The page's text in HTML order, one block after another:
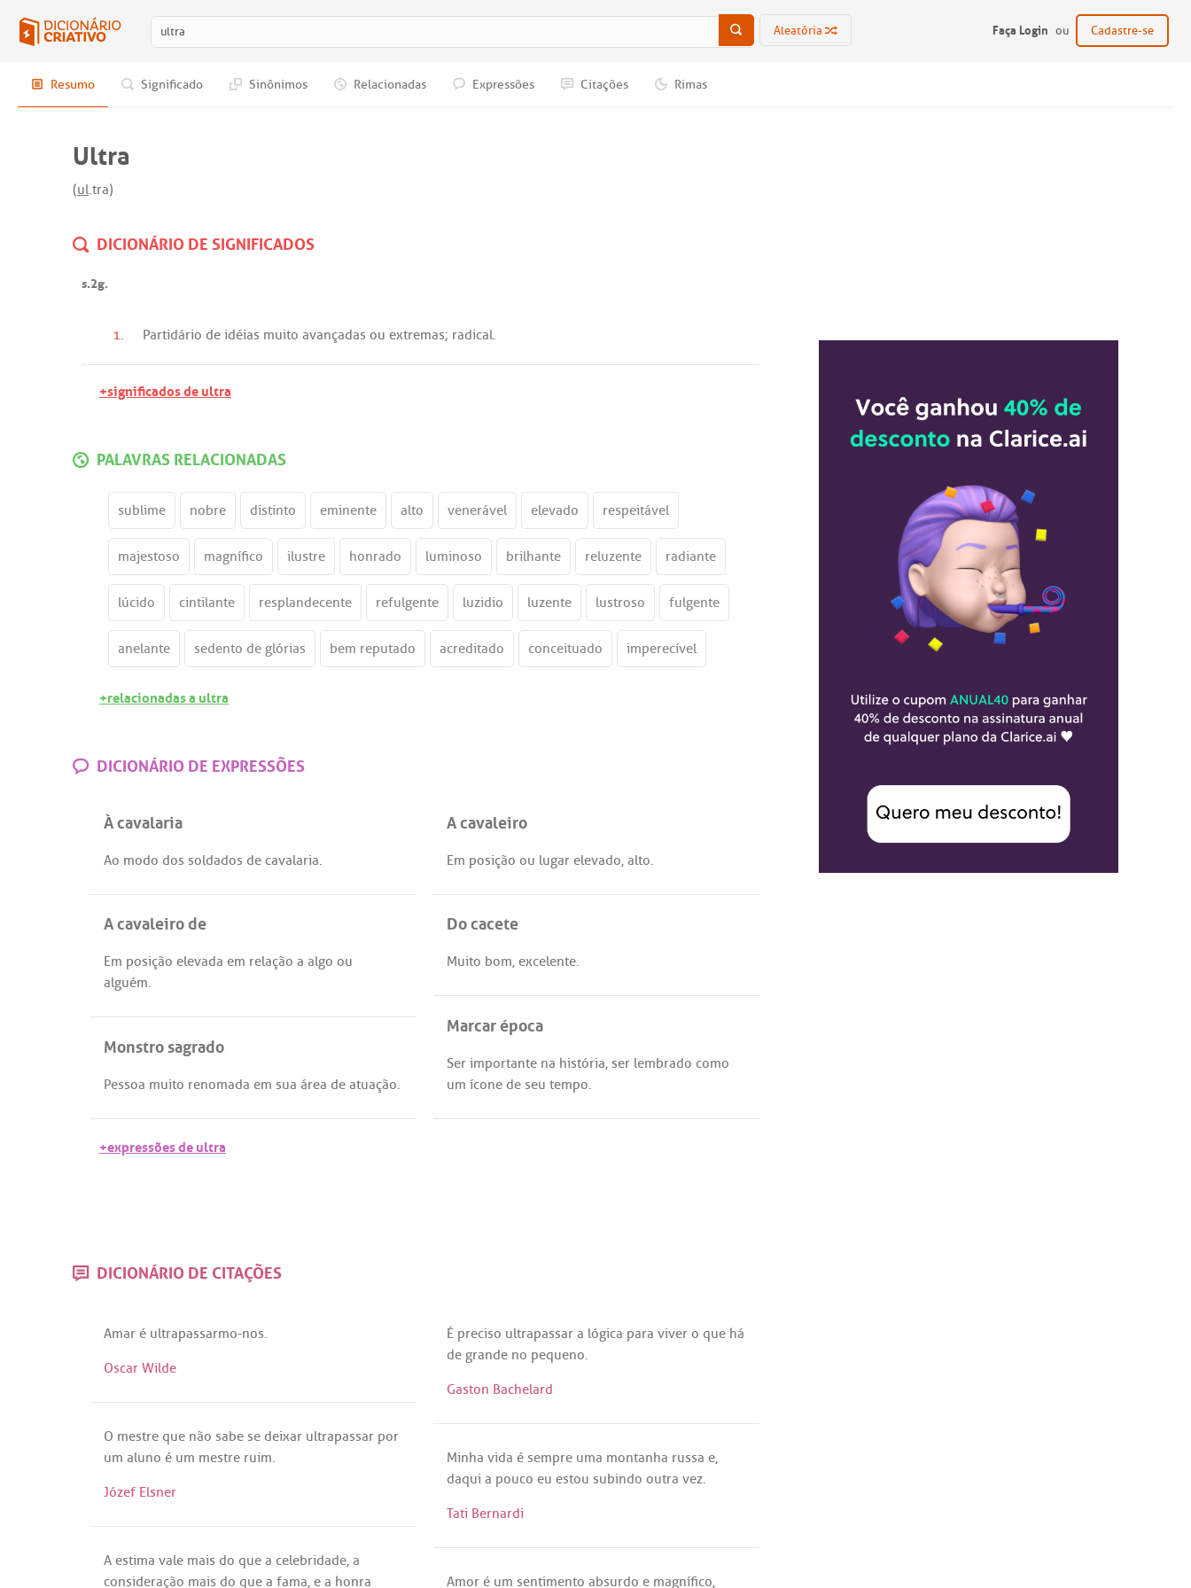
Aleatória Faça Login ou Cadastre-se
Resumo Significado Sinônimos Relacionadas Expressões Citações Rimas
Ultra
(ul.tra)
DICIONÁRIO DE SIGNIFICADOS
s.2g.
1. Partidário de idéias muito avançadas ou extremas; radical.
+significados de ultra
PALAVRAS RELACIONADAS
sublime nobre distinto eminente alto venerável elevado respeitável
majestoso magnífico ilustre honrado luminoso brilhante reluzente radiante
lúcido cintilante resplandecente refulgente luzidio luzente lustroso fulgente
anelante sedento de glórias bem reputado acreditado conceituado imperecível
+relacionadas a ultra
DICIONÁRIO DE EXPRESSÕES
À cavalaria
Ao modo dos soldados de cavalaria.
A cavaleiro
Em posição ou lugar elevado, alto.
A cavaleiro de
Em posição elevada em relação a algo ou
alguém.
Do cacete
Muito bom, excelente.
Marcar época
Ser importante na história, ser lembrado como
um ícone de seu tempo.
Monstro sagrado
Pessoa muito renomada em sua área de atuação.
+expressões de ultra
DICIONÁRIO DE CITAÇÕES
Amar é ultrapassarmo-nos.
Oscar Wilde
É preciso ultrapassar a lógica para viver o que há
de grande no pequeno.
Gaston Bachelard
O mestre que não sabe se deixar ultrapassar por
um aluno é um mestre ruim.
Józef Elsner
Minha vida é sempre uma montanha russa e,
daqui a pouco eu estou subindo outra vez.
Tati Bernardi
A estima vale mais do que a celebridade, a
consideração mais do que a fama, e a honra Amor é um sentimento absurdo e magnífico,